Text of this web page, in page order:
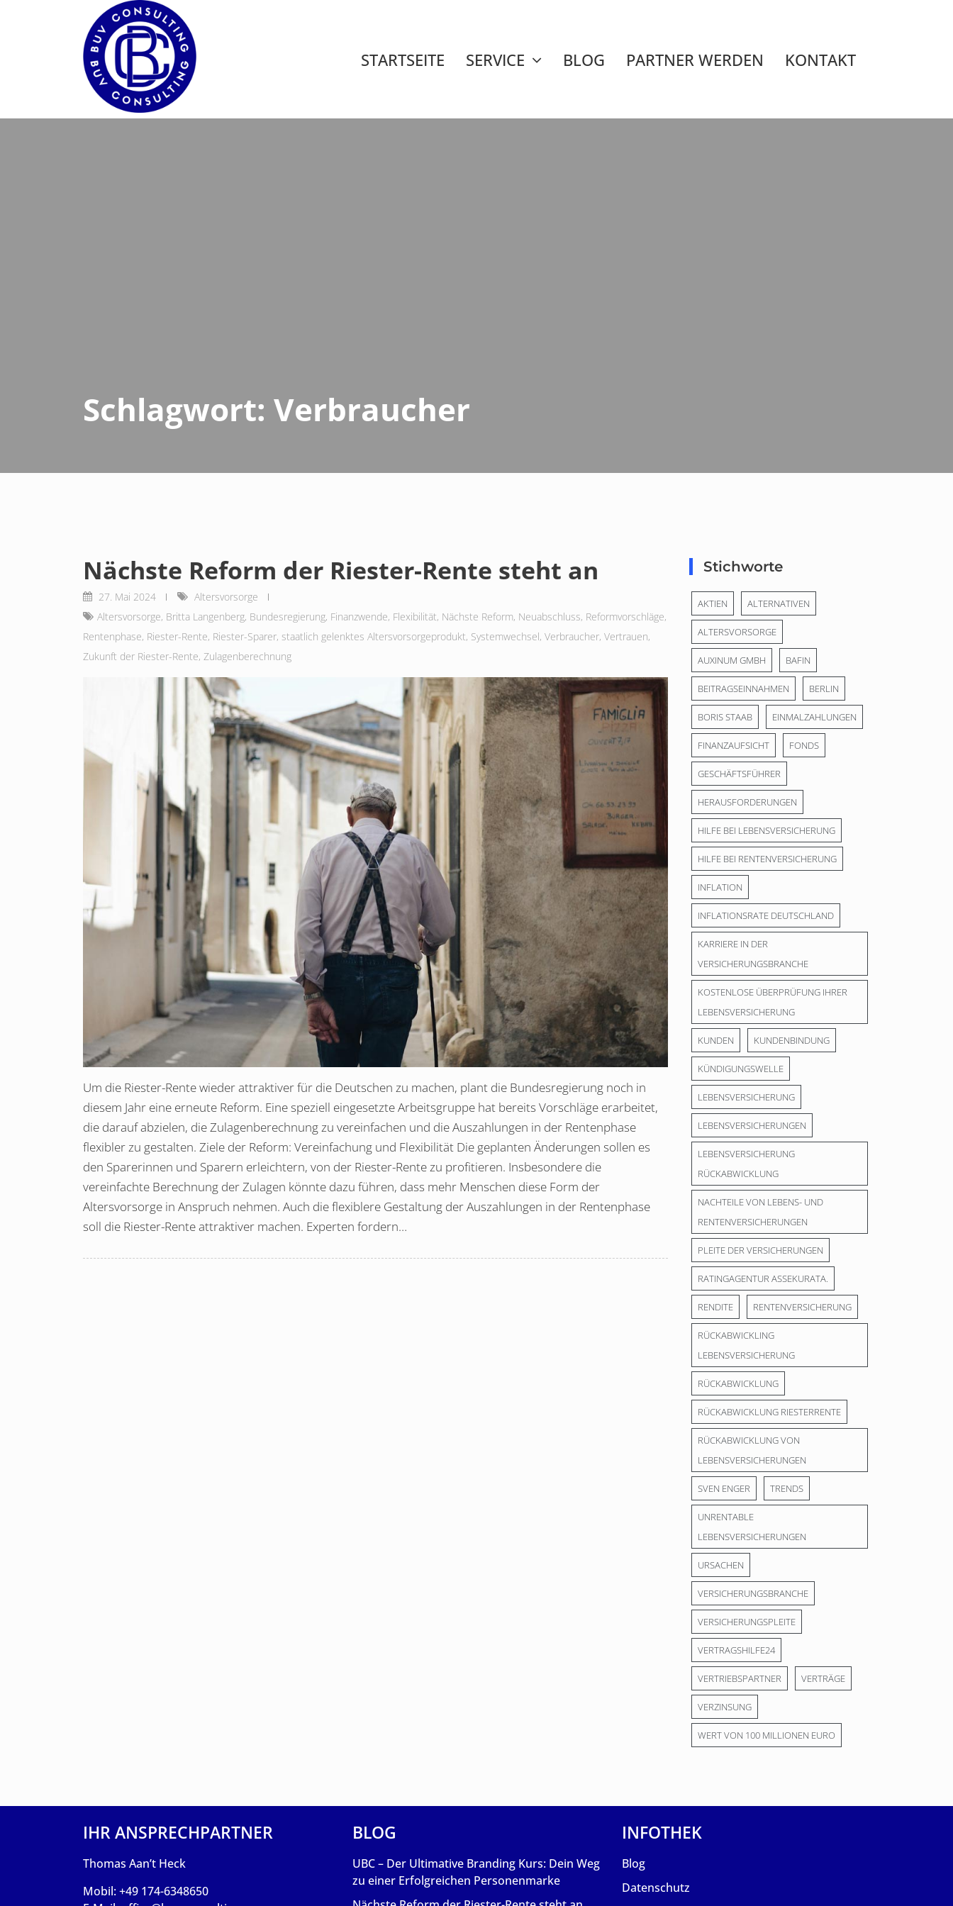
STARTSEITE SERVICE BLOG PARTNER WERDEN KONTAKT
Schlagwort: Verbraucher
Nächste Reform der Riester-Rente steht an
27. Mai 2024
Altersvorsorge
Altersvorsorge, Britta Langenberg, Bundesregierung, Finanzwende, Flexibilität, Nächste Reform, Neuabschluss, Reformvorschläge,
Rentenphase, Riester-Rente, Riester-Sparer, staatlich gelenktes Altersvorsorgeprodukt, Systemwechsel, Verbraucher, Vertrauen,
Zukunft der Riester-Rente, Zulagenberechnung
Um die Riester-Rente wieder attraktiver für die Deutschen zu machen, plant die Bundesregierung noch in
diesem Jahr eine erneute Reform. Eine speziell eingesetzte Arbeitsgruppe hat bereits Vorschläge erarbeitet,
die darauf abzielen, die Zulagenberechnung zu vereinfachen und die Auszahlungen in der Rentenphase
flexibler zu gestalten. Ziele der Reform: Vereinfachung und Flexibilität Die geplanten Änderungen sollen es
den Sparerinnen und Sparern erleichtern, von der Riester-Rente zu profitieren. Insbesondere die
vereinfachte Berechnung der Zulagen könnte dazu führen, dass mehr Menschen diese Form der
Altersvorsorge in Anspruch nehmen. Auch die flexiblere Gestaltung der Auszahlungen in der Rentenphase
soll die Riester-Rente attraktiver machen. Experten fordern…
Stichworte
AKTIEN ALTERNATIVEN
ALTERSVORSORGE
AUXINUM GMBH BAFIN
BEITRAGSEINNAHMEN BERLIN
BORIS STAAB EINMALZAHLUNGEN
FINANZAUFSICHT FONDS
GESCHÄFTSFÜHRER
HERAUSFORDERUNGEN
HILFE BEI LEBENSVERSICHERUNG
HILFE BEI RENTENVERSICHERUNG
INFLATION
INFLATIONSRATE DEUTSCHLAND
KARRIERE IN DER
VERSICHERUNGSBRANCHE
KOSTENLOSE ÜBERPRÜFUNG IHRER
LEBENSVERSICHERUNG
KUNDEN KUNDENBINDUNG
KÜNDIGUNGSWELLE
LEBENSVERSICHERUNG
LEBENSVERSICHERUNGEN
LEBENSVERSICHERUNG
RÜCKABWICKLUNG
NACHTEILE VON LEBENS- UND
RENTENVERSICHERUNGEN
PLEITE DER VERSICHERUNGEN
RATINGAGENTUR ASSEKURATA.
RENDITE RENTENVERSICHERUNG
RÜCKABWICKLING
LEBENSVERSICHERUNG
RÜCKABWICKLUNG
RÜCKABWICKLUNG RIESTERRENTE
RÜCKABWICKLUNG VON
LEBENSVERSICHERUNGEN
SVEN ENGER TRENDS
UNRENTABLE
LEBENSVERSICHERUNGEN
URSACHEN
VERSICHERUNGSBRANCHE
VERSICHERUNGSPLEITE
VERTRAGSHILFE24
VERTRIEBSPARTNER VERTRÄGE
VERZINSUNG
WERT VON 100 MILLIONEN EURO
IHR ANSPRECHPARTNER
Thomas Aan’t Heck
Mobil: +49 174-6348650
BLOG
UBC – Der Ultimative Branding Kurs: Dein Weg
zu einer Erfolgreichen Personenmarke
INFOTHEK
Blog
Datenschutz